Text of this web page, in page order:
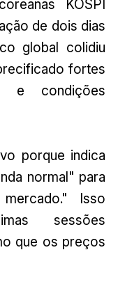
KOSPI
de dois dias
global colidiu
fortes
e condições
porque indica
normal" para
Isso
sessões
que os preços